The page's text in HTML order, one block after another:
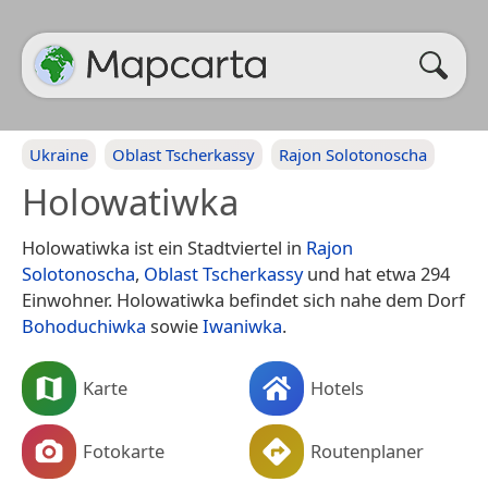
Ukraine Oblast Tscherkassy Rajon Solotonoscha
Holowatiwka
Holowatiwka ist ein Stadtviertel in Rajon
Solotonoscha, Oblast Tscherkassyund hat etwa 294
Einwohner. Holowatiwka befindet sich nahe dem Dorf
Bohoduchiwka sowieIwaniwka.
Karte Hotels
Fotokarte Routenplaner